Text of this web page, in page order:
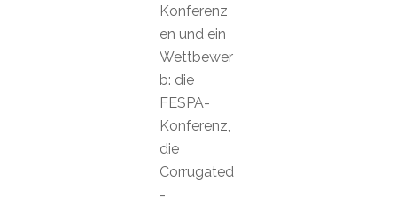
Konferenz
en und ein
Wettbewer
b: die
FESPA-
Konferenz,
die
Corrugated
-